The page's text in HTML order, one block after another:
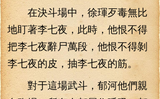
在決斗場中，徐琿歹毒無比
地盯著李七夜，此時，他恨不得
把李七夜辭尸萬段，他恨不得剝
李七夜的皮，抽李七夜的筋。
對于這場武斗，郁河他們親